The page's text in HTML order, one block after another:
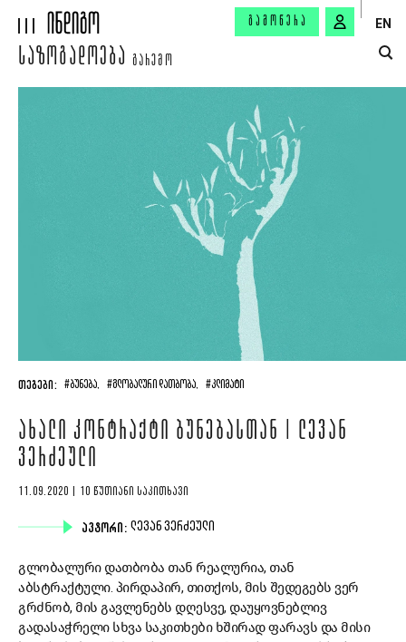
ᲒᲐᲛᲝᲬᲔᲠᲐ EN
ᲡᲐᲖᲝᲒᲐᲓᲝᲔᲑᲐ ᲒᲐᲠᲔᲛᲝ
ᲗᲔᲒᲔᲑᲘ: #ᲑᲣᲜᲔᲑᲐ, #ᲒᲚᲝᲑᲐᲚᲣᲠᲘ ᲓᲐᲗᲑᲝᲑᲐ, #ᲙᲚᲘᲛᲐᲢᲘ
ᲐᲮᲐᲚᲘ ᲙᲝᲜᲢᲠᲐᲥᲢᲘ ᲑᲣᲜᲔᲑᲐᲡᲗᲐᲜ | ᲚᲔᲕᲐᲜ
ᲕᲔᲠᲫᲔᲣᲚᲘ
11.09.2020 | 10 ᲬᲣᲗᲘᲐᲜᲘ ᲡᲐᲙᲘᲗᲮᲐᲕᲘ
ᲐᲕᲢᲝᲠᲘ: ᲚᲔᲕᲐᲜ ᲕᲔᲠᲫᲔᲣᲚᲘ
გლობალური დათბობა თან რეალურია, თან
აბსტრაქტული. პირდაპირ, თითქოს, მის შედეგებს ვერ
გრძნობ, მის გავლენებს დღესვე, დაუყოვნებლივ
გადასაჭრელი სხვა საკითხები ხშირად ფარავს და მისი